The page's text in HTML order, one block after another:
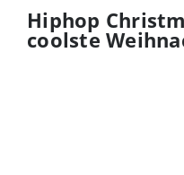
Hiphop
coolste